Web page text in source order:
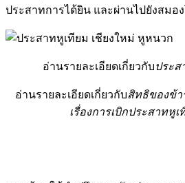
ประสาทการได้ยิน และผ่านไปยังสมอ
อ่านรายละเอียดเกี่ยวกับประส
อ่านรายละเอียดเกี่ยวกับสิทธิของข้า
เรื่องการเบิกประสาทหูเ